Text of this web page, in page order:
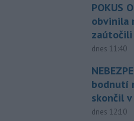
POKUS
obvinila
dnes 11:40
bodnutí
skončil
dnes 12:10